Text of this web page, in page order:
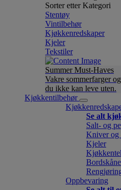
Sorter etter Kategori
Stentøy
Vintilbehør
Kjøkkenredskaper
Kjeler
Tekstiler
Summer Must-Haves
Vakre sommerfarger
du ikke kan leve uten.
Kjøkkentilbehør
Se alt
Salt- og
Kniver og
Kjeler
Oppbevaring